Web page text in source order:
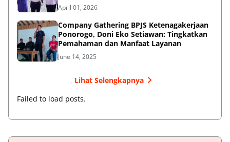
April 01, 2026
Company Gathering BPJS Ketenagakerjaan
Ponorogo, Doni Eko Setiawan: Tingkatkan
Pemahaman dan Manfaat Layanan
June 14, 2025
Lihat Selengkapnya
Failed to load posts.